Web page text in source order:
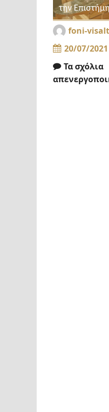
την
foni-
20/07/2021
Τα σχόλια